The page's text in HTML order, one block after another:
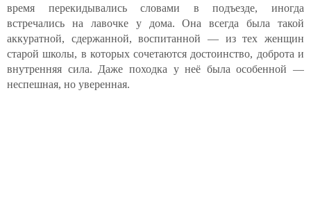
время перекидывались словами в подъезде, иногда
встречались на лавочке у дома. Она всегда была такой
аккуратной, сдержанной, воспитанной — из тех женщин
старой школы, в которых сочетаются достоинство, доброта и
внутренняя сила. Даже походка у неё была особенной —
неспешная, но уверенная.